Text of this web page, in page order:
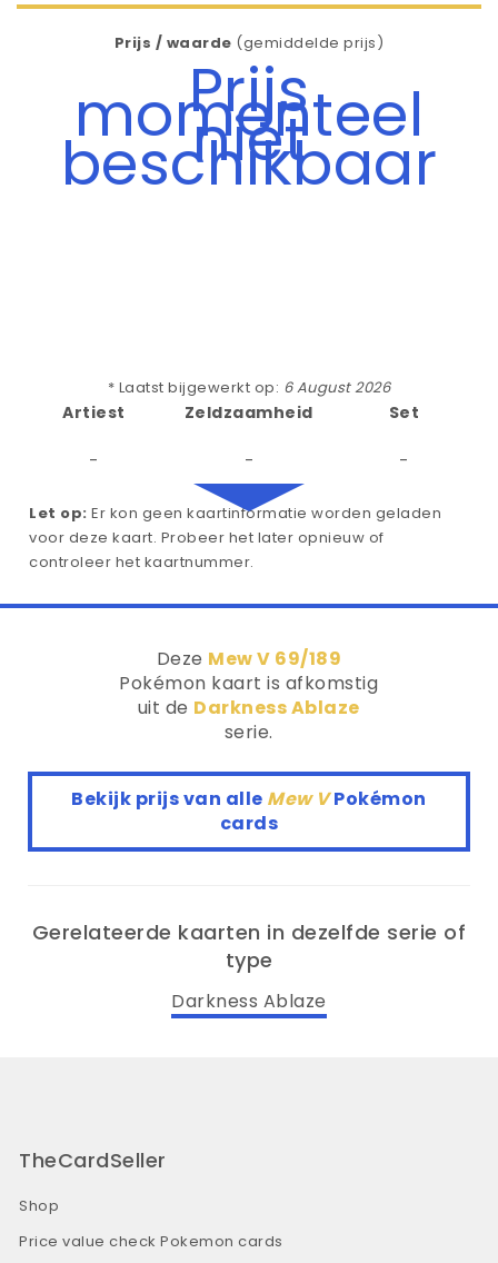
Prijs / waarde (gemiddelde prijs)
Prijs
momenteel
niet
beschikbaar
* Laatst bijgewerkt op: 6 August 2026
Artiest
-
Zeldzaamheid
-
Set
-
Let op: Er kon geen kaartinformatie worden geladen
voor deze kaart. Probeer het later opnieuw of
controleer het kaartnummer.
Deze Mew V 69/189
Pokémon kaart is afkomstig
uit de Darkness Ablaze
serie.
Bekijk prijs van alle Mew VPokémon
cards
Gerelateerde kaarten in dezelfde serie of
type
Darkness Ablaze
TheCardSeller
Shop
Price value check Pokemon cards